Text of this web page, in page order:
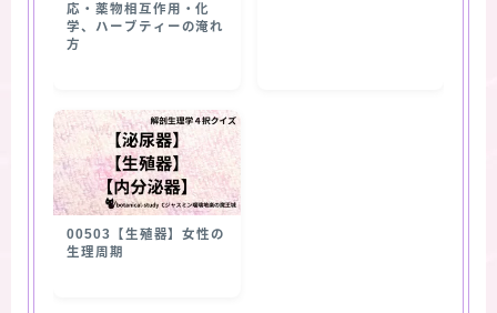
応・薬物相互作用・化
学、ハーブティーの淹れ
方
00503【生殖器】女性の
生理周期